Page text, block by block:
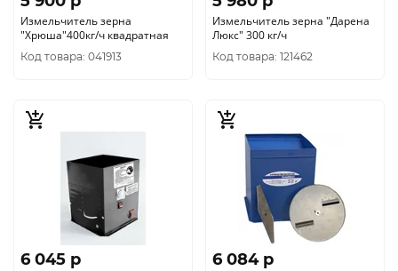
Измельчитель зерна
"Хрюша"400кг/ч квадратная
Код товара: 041913
Измельчитель зерна "Дарена
Люкс" 300 кг/ч
Код товара: 121462
6 045 p 6 084 p